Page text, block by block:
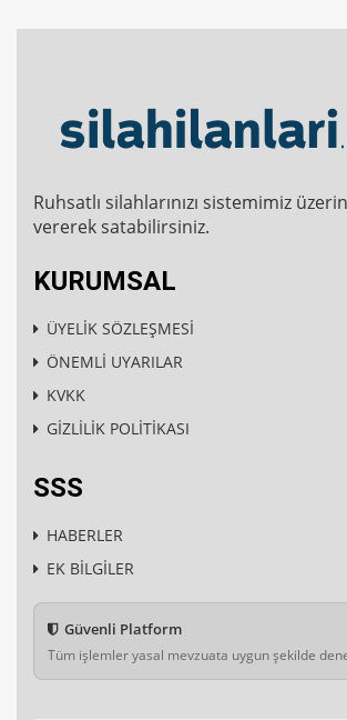
Ruhsatlı silahlarınızı sistemimiz
vererek satabilirsiniz.
KURUMSAL
ÜYELİK SÖZLEŞMESİ
ÖNEMLİ UYARILAR
KVKK
GİZLİLİK POLİTİKASI
SSS
HABERLER
EK BİLGİLER
Güvenli Platform
Tüm işlemler yasal mevzuata uygun şekilde